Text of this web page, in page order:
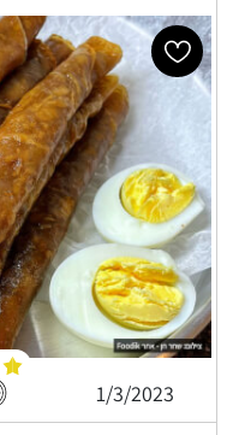
1/3/2023